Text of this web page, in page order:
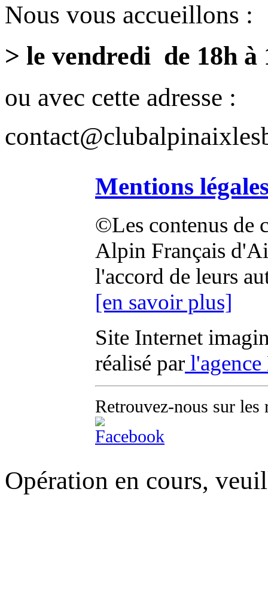
Nous vous accueillons :
> le vendredi de 18h à
ou avec cette adresse :
Mentions
©Les contenus de
Alpin Français
l'accord de leurs
[en savoir plus]
Site Internet
réalisé par
Retrouvez-nous sur les
Opération en cours,